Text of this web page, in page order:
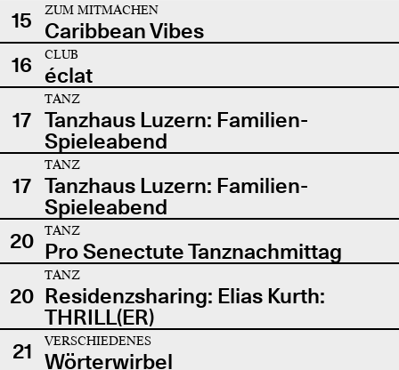
15
ZUM MITMACHEN
Caribbean Vibes
16
CLUB
éclat
17
TANZ
Tanzhaus Luzern: Familien-
Spieleabend
17
TANZ
Tanzhaus Luzern: Familien-
Spieleabend
20
TANZ
Pro Senectute Tanznachmittag
20
TANZ
Residenzsharing: Elias Kurth:
THRILL(ER)
21
VERSCHIEDENES
Wörterwirbel